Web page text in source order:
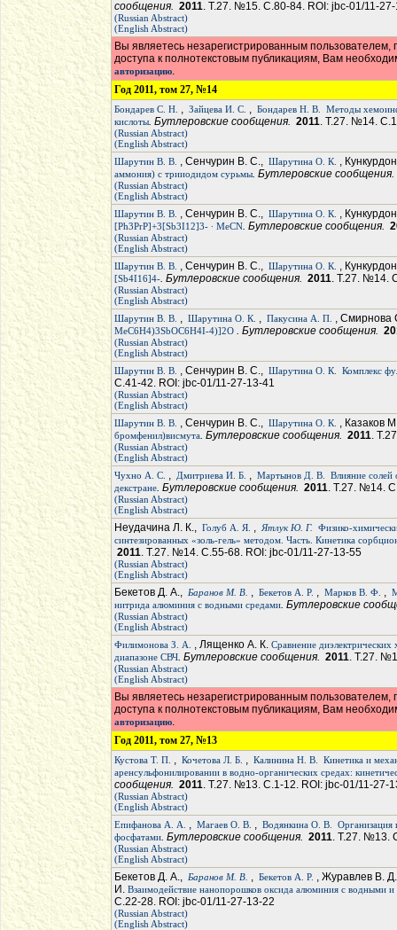
сообщения. 2011. Т.27. №15. С.80-84. ROI: jbc-01/11-
(Russian Abstract)
(English Abstract)
Вы являетесь незарегистрированным
доступа к полнотекстовым публикациям, Вам
авторизацию.
Год 2011, том 27, №14
Бондарев С. Н. , Зайцева И. С. , Бондарев Н. В.
Методы
кислоты. Бутлеровские сообщения. 2011. Т.27. №14.
(Russian Abstract)
(English Abstract)
Шарутин В. В. , Сенчурин В. С., Шарутина О. К. ,
аммония) с трииодидом сурьмы. Бутлеровские
(Russian Abstract)
(English Abstract)
Шарутин В. В. , Сенчурин В. С., Шарутина О. К. ,
[Ph3PrP]+3[Sb3I12]3- ∙ MeCN. Бутлеровские сообщения.
(Russian Abstract)
(English Abstract)
Шарутин В. В. , Сенчурин В. С., Шарутина О. К. ,
[Sb4I16]4-. Бутлеровские сообщения. 2011. Т.27. №14.
(Russian Abstract)
(English Abstract)
Шарутин В. В. , Шарутина О. К. , Пакусина А. П. , Смирнова
MeC6H4)3SbOC6H4I-4)]2O . Бутлеровские сообщения.
(Russian Abstract)
(English Abstract)
Шарутин В. В. , Сенчурин В. С., Шарутина О. К. Комплекс
С.41-42. ROI: jbc-01/11-27-13-41
(Russian Abstract)
(English Abstract)
Шарутин В. В. , Сенчурин В. С., Шарутина О. К. , Казаков
бромфенил)висмута. Бутлеровские сообщения. 2011.
(Russian Abstract)
(English Abstract)
Чухно А. С. , Дмитриева И. Б. , Мартынов Д. В.
Влияние
декстране. Бутлеровские сообщения. 2011. Т.27. №14.
(Russian Abstract)
(English Abstract)
Неудачина Л. К., Голуб А. Я. , Ятлук Ю. Г. Физико-
синтезированных «золь-гель» методом. Часть. Кинетика
2011. Т.27. №14. С.55-68. ROI: jbc-01/11-27-13-55
(Russian Abstract)
(English Abstract)
Бекетов Д. А., Баранов М. В. , Бекетов А. Р. , Марков В. Ф. ,
нитрида алюминия с водными средами. Бутлеровские
(Russian Abstract)
(English Abstract)
Филимонова З. А.
, Лященко А. К. Сравнение
диапазоне СВЧ. Бутлеровские сообщения. 2011. Т.27.
(Russian Abstract)
(English Abstract)
Вы являетесь незарегистрированным
доступа к полнотекстовым публикациям, Вам
авторизацию.
Год 2011, том 27, №13
Кустова Т. П. , Кочетова Л. Б. , Калинина Н. В.
Кинетика и
аренсульфонилировании в водно-органических средах:
сообщения. 2011. Т.27. №13. С.1-12. ROI: jbc-01/11-27-
(Russian Abstract)
(English Abstract)
Епифанова А. А.
, Магаев О. В. , Водянкина О. В.
Организация
фосфатами. Бутлеровские сообщения. 2011. Т.27. №13.
(Russian Abstract)
(English Abstract)
Бекетов Д. А., Баранов М. В. , Бекетов А. Р. , Журавлев В.
И. Взаимодействие нанопорошков оксида алюминия с водными
С.22-28. ROI: jbc-01/11-27-13-22
(Russian Abstract)
(English Abstract)